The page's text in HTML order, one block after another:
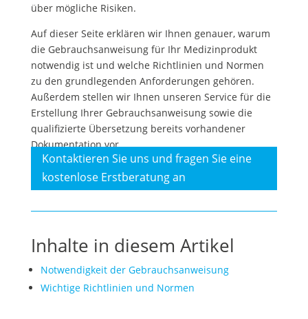
über mögliche Risiken.
Auf dieser Seite erklären wir Ihnen genauer, warum
die Gebrauchsanweisung für Ihr Medizinprodukt
notwendig ist und welche Richtlinien und Normen
zu den grundlegenden Anforderungen gehören.
Außerdem stellen wir Ihnen unseren Service für die
Erstellung Ihrer Gebrauchsanweisung sowie die
qualifizierte Übersetzung bereits vorhandener
Dokumentation vor.
Kontaktieren Sie uns und fragen Sie eine
kostenlose Erstberatung an
Inhalte in diesem Artikel
Notwendigkeit der Gebrauchsanweisung
Wichtige Richtlinien und Normen